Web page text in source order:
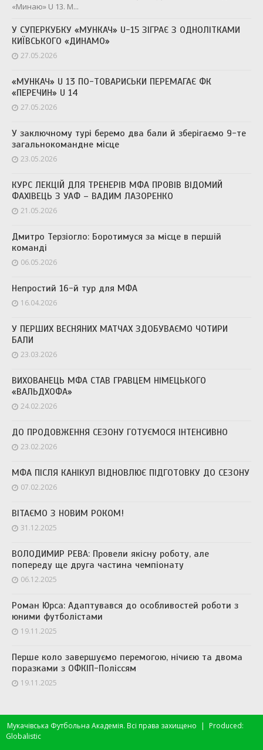
«Минаю» U 13. М...
У СУПЕРКУБКУ «МУНКАЧ» U-15 ЗІГРАЄ З ОДНОЛІТКАМИ
КИЇВСЬКОГО «ДИНАМО»
27.05.2026
«МУНКАЧ» U 13 ПО-ТОВАРИСЬКИ ПЕРЕМАГАЄ ФК
«ПЕРЕЧИН» U 14
27.05.2026
У заключному турі беремо два бали й зберігаємо 9-те
загальнокомандне місце
23.05.2026
КУРС ЛЕКЦІЙ ДЛЯ ТРЕНЕРІВ МФА ПРОВІВ ВІДОМИЙ
ФАХІВЕЦЬ З УАФ – ВАДИМ ЛАЗОРЕНКО
21.05.2026
Дмитро Терзіогло: Боротимуся за місце в першій
команді
06.05.2026
Непростий 16-й тур для МФА
16.04.2026
У ПЕРШИХ ВЕСНЯНИХ МАТЧАХ ЗДОБУВАЄМО ЧОТИРИ
БАЛИ
23.03.2026
ВИХОВАНЕЦЬ МФА СТАВ ГРАВЦЕМ НІМЕЦЬКОГО
«ВАЛЬДХОФА»
24.02.2026
ДО ПРОДОВЖЕННЯ СЕЗОНУ ГОТУЄМОСЯ ІНТЕНСИВНО
23.02.2026
МФА ПІСЛЯ КАНІКУЛ ВІДНОВЛЮЄ ПІДГОТОВКУ ДО СЕЗОНУ
07.02.2026
ВІТАЄМО З НОВИМ РОКОМ!
31.12.2025
ВОЛОДИМИР РЕВА: Провели якісну роботу, але
попереду ще друга частина чемпіонату
06.12.2025
Роман Юрса: Адаптувався до особливостей роботи з
юними футболістами
19.11.2025
Перше коло завершуємо перемогою, нічиєю та двома
поразками з ОФКІП-Поліссям
19.11.2025
Мукачівська Футбольна Академія. Всі права захищено |
Produced:
Globalistic